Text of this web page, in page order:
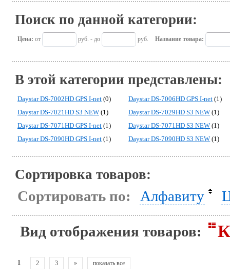
Поиск по данной категории:
Цена: от руб. - до руб. Название товара:
В этой категории представлены:
Daystar DS-7002HD GPS I-net (0) Daystar DS-7006HD GPS I-net (1)
Daystar DS-7021HD S3 NEW (1) Daystar DS-7029HD S3 NEW (1)
Daystar DS-7071HD GPS I-net (1) Daystar DS-7071HD S3 NEW (1)
Daystar DS-7090HD GPS I-net (1) Daystar DS-7090HD S3 NEW (1)
Сортировка товаров:
Сортировать по: Алфавиту
Вид отображения товаров:
1 2 3 » показать все